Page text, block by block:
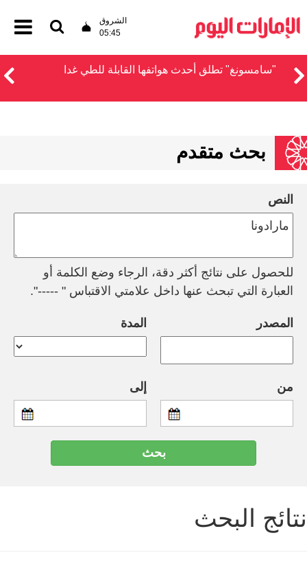
الشروق
05:45
"سامسونغ" تطلق أحدث هواتفها القابلة للطي غدا
بحث متقدم
النص
للحصول على نتائج أكثر دقة، الرجاء وضع الكلمة أو
العبارة التي تبحث عنها داخل علامتي الاقتباس " -----".
المصدر المدة
من إلى
نتائج البحث